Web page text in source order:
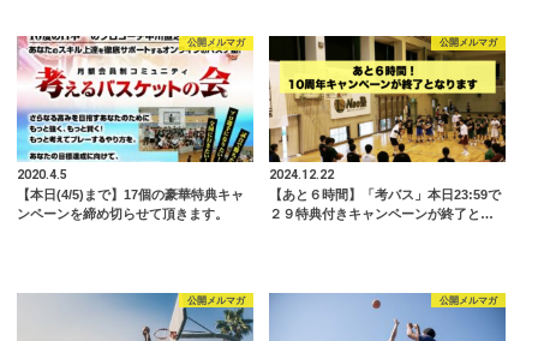
公開メルマガ
2020.4.5
【本日(4/5)まで】17個の豪華特典キャ
ンペーンを締め切らせて頂きます。
公開メルマガ
2024.12.22
【あと６時間】「考バス」本日23:59で
２９特典付きキャンペーンが終了と…
公開メルマガ 公開メルマガ